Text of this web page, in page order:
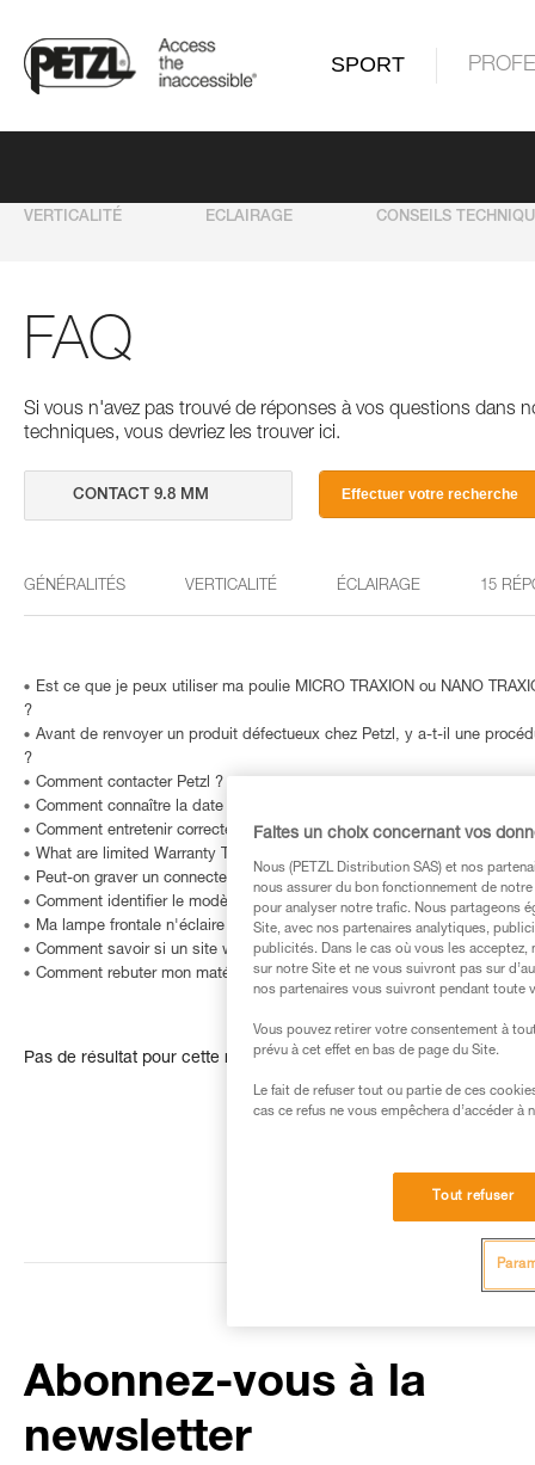
SPORT
VERTICALITÉ ECLAIRAGE CONSEILS
FAQ
Si vous n'avez pas trouvé de réponses à vos questions dans
techniques, vous devriez les trouver ici.
Effectuer votre recherche
GÉNÉRALITÉS VERTICALITÉ ÉCLAIRAGE 15
Est ce que je peux utiliser ma poulie MICRO TRAXION ou NANO
?
Avant de renvoyer un produit défectueux chez Petzl, y a-t-il une
?
Comment contacter Petzl ?
Comment connaître la date de fabrication de mon EPI ?
Comment entretenir correctement mon équipement Petzl ?
What are limited Warranty Terms in United States and Canada ?
Peut-on graver un connecteur… ou comment identifier un produit dont
Comment identifier le modèle et l'âge de ma lampe frontale Petzl ?
Ma lampe frontale n'éclaire plus ou n'éclaire plus très bien ?
Comment savoir si un site web est frauduleux ?
Comment rebuter mon matériel ?
Pas de résultat pour cette recherche
Abonnez-vous à la
newsletter
Faites un choix concernant vos
Nous (PETZL Distribution SAS) et nos
nous assurer du bon fonctionnement de
pour analyser notre trafic. Nous partageons
Site, avec nos partenaires analytiques,
publicités. Dans le cas où vous les
sur notre Site et ne vous suivront pas sur
nos partenaires vous suivront pendant toute
Vous pouvez retirer votre consentement à
prévu à cet effet en bas de page du Site.
Le fait de refuser tout ou partie de ces
cas ce refus ne vous empêchera d’accéder à
Tout refuser